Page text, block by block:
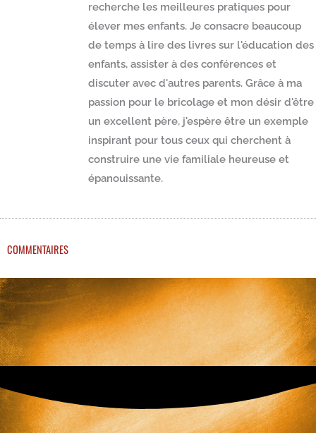
recherche les meilleures pratiques pour
élever mes enfants. Je consacre beaucoup
de temps à lire des livres sur l'éducation des
enfants, assister à des conférences et
discuter avec d'autres parents. Grâce à ma
passion pour le bricolage et mon désir d'être
un excellent père, j'espère être un exemple
inspirant pour tous ceux qui cherchent à
construire une vie familiale heureuse et
épanouissante.
COMMENTAIRES